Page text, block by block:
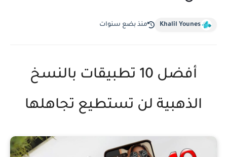
Khalil Younes منذ بضع سنوات
أفضل 10 تطبيقات بالنسخ
الذهبية لن تستطيع تجاهلها